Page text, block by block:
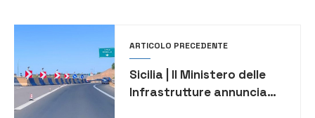
ARTICOLO PRECEDENTE
Sicilia | Il Ministero delle
Infrastrutture annuncia